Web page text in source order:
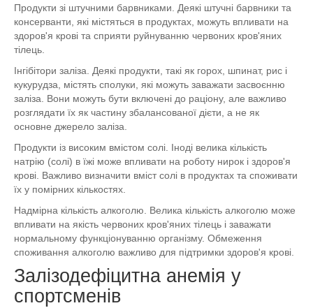
Продукти зі штучними барвниками. Деякі штучні барвники та
консерванти, які містяться в продуктах, можуть впливати на
здоров'я крові та сприяти руйнуванню червоних кров'яних
тілець.
Інгібітори заліза. Деякі продукти, такі як горох, шпинат, рис і
кукурудза, містять сполуки, які можуть заважати засвоєнню
заліза. Вони можуть бути включені до раціону, але важливо
розглядати їх як частину збалансованої дієти, а не як
основне джерело заліза.
Продукти із високим вмістом солі. Іноді велика кількість
натрію (солі) в їжі може впливати на роботу нирок і здоров'я
крові. Важливо визначити вміст солі в продуктах та споживати
їх у помірних кількостях.
Надмірна кількість алкоголю. Велика кількість алкоголю може
впливати на якість червоних кров'яних тілець і заважати
нормальному функціонуванню організму. Обмеження
споживання алкоголю важливо для підтримки здоров'я крові.
Залізодефіцитна анемія у
спортсменів